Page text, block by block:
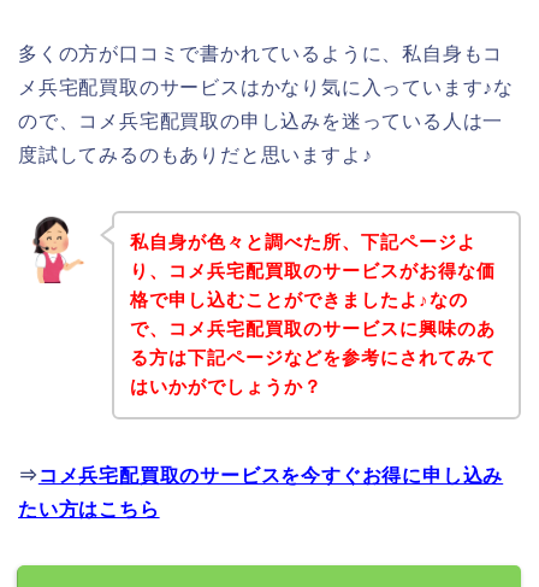
多くの方が口コミで書かれているように、私自身もコ
メ兵宅配買取のサービスはかなり気に入っています♪な
ので、コメ兵宅配買取の申し込みを迷っている人は一
度試してみるのもありだと思いますよ♪
私自身が色々と調べた所、下記ページよ
り、コメ兵宅配買取のサービスがお得な価
格で申し込むことができましたよ♪なの
で、コメ兵宅配買取のサービスに興味のあ
る方は下記ページなどを参考にされてみて
はいかがでしょうか？
⇒ コメ兵宅配買取のサービスを今すぐお得に申し込み
たい方はこちら